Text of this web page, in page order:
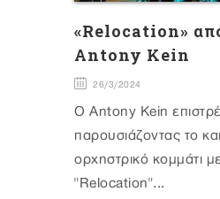
«Relocation»
Antony Kein
26/3/2024
Ο Antony Kein
παρουσιάζοντας το
ορχηστρικό κομμάτι
"Relocation"...